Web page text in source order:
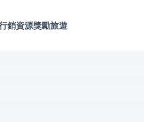
銷資源獎勵旅遊